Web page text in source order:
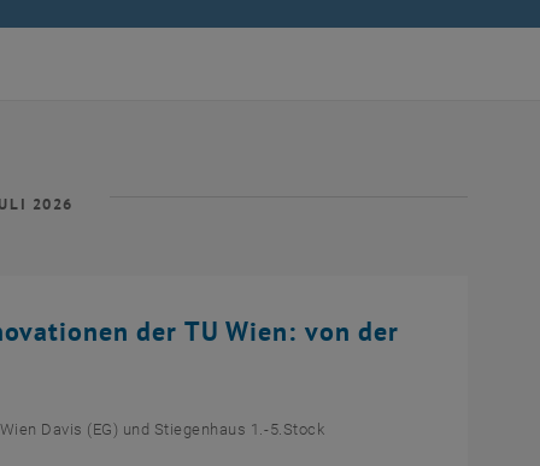
2026
der TU Wien: von der
Davis (EG) und Stiegenhaus 1.-5.Stock